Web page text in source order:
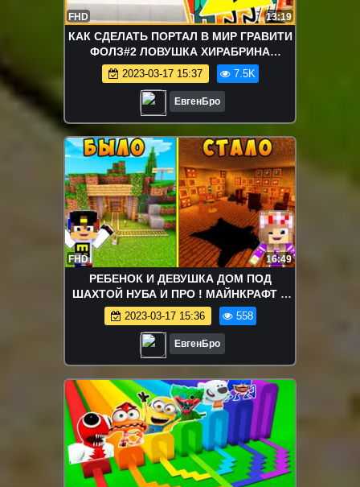
FHD 13:19
КАК СДЕЛАТЬ ПОРТАЛ В МИР ГРАВИТИ
ФОЛЗ#2 ЛОВУШКА ХИРАБРИНА
МАЙНКРАФТ МУЛЬТИКИ! ROLEPLAY
GRAVITY FALLS
2023-03-17 15:37 7.5K
ЕвгенБро
FHD 16:49
РЕБЕНОК И ДЕВУШКА ДОМ ПОД
ШАХТОЙ НУБА И ПРО ! МАЙНКРАФТ В
РЕАЛЬНОЙ ЖИЗНИ ВИДЕО ТРОЛЛИНГ
MINECRAFT
2023-03-17 15:36 558
ЕвгенБро